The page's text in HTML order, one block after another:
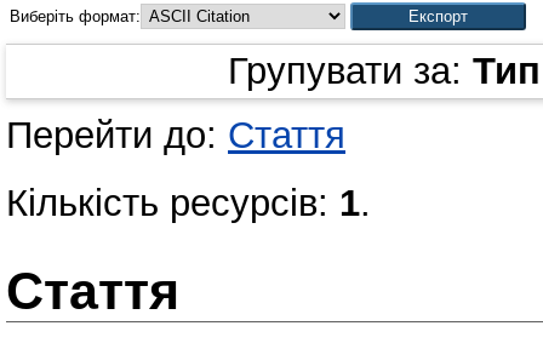
Виберіть формат:
Групувати за:
Перейти до: Стаття
Кількість ресурсів: 1.
Стаття